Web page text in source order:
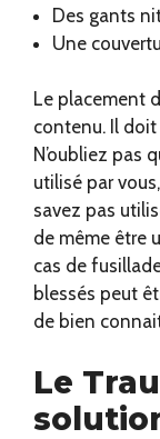
Des gants
Une
Le placement
contenu. Il
N’oubliez pas
utilisé par
savez pas
de même être
cas de
blessés peut
de bien
Le